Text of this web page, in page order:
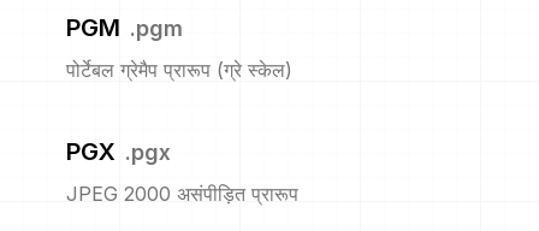
PGM .pgm
पोर्टेबल ग्रेमैप प्रारूप (ग्रे स्केल)
PGX .pgx
JPEG 2000 असंपीड़ित प्रारूप